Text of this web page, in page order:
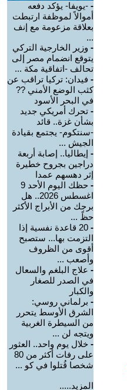
- -يويفا- يؤكد دفعه
أموالاً لموظفة ارتبطت
بعلاقة مزعومة مع إنف
...
- وزير الخارجية التركي
يتوقع انضمام مصر إلى
تحالف -اتفاقية مكة ...
- فيدان: تركيا تراقب عن
كثب الوضع الأمني ??
في البحر الأسود
- تحرك أمريكي جديد
بشأن غزة.. قائد
-سنتكوم- يجتمع بقيادة
الجيش ...
- إيطاليا.. إصابة أربعة
دراجين بجروح خطيرة
إثر دهسهم عمدا
-
حظك اليوم الأحد 9
اغسطس 2026.. هل
برجك من الأبراج الأكثر
حظً ...
-
20 قاعدة نفسية إذا
التزمت بها... ستصبح
أقوى من الظروف
وأصعب ...
- علاج البلغم والسعال
في الصدر للصغار
والكبار
- برلماني روسي:
الشرق الأوسط يتحرر
من السيطرة الغربية
ويتجه لن ...
- خلال يوم واحد.. العثور
على رفات أكثر من 80
شخصا قُتلوا في كو ...
المزيد.....